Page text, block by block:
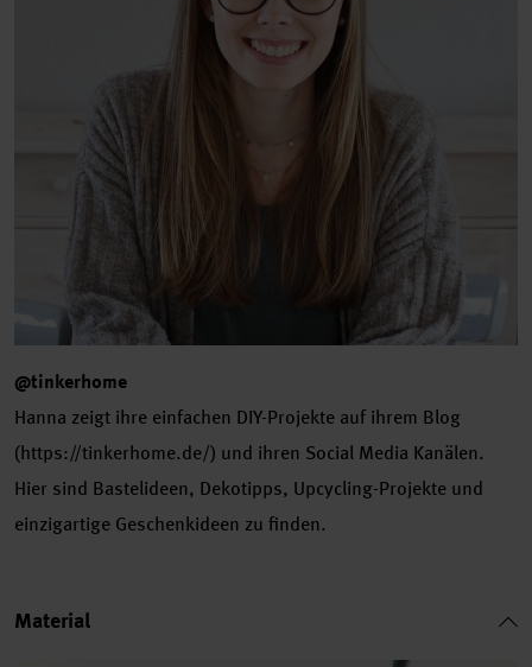
@tinkerhome
Hanna zeigt ihre einfachen DIY-Projekte auf ihrem Blog
(https://tinkerhome.de/) und ihren Social Media Kanälen.
Hier sind Bastelideen, Dekotipps, Upcycling-Projekte und
einzigartige Geschenkideen zu finden.
Material